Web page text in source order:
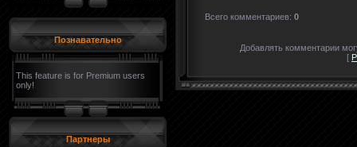
Познавательно
This feature is for Premium users
only!
Партнеры
Всего комментариев: 0
Добавлять комментарии
[